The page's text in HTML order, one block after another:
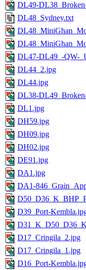
DL49-
DL48_Sydney.txt
DL47-DL49_-QW-
DL44_2.jpg
DL44.jpg
DL38-
DL1.jpg
DH59.jpg
DH09.jpg
DH02.jpg
DE91.jpg
DA1.jpg
DA1-
D39_Port-
D17_Cringila_2.jpg
D17_Cringila_1.jpg
D16_Port-